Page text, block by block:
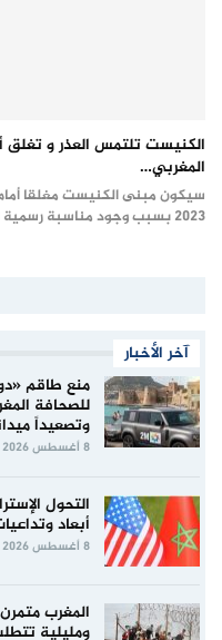
الكنيست تلتمس العذر و تغلق
المغربي…
2023 بسبب وجود مناسبة رسمية نلتمس العذر منكم.
آخر الأخبار
منع طاقم
للصحافة
وتصعيداً
8 أغسطس 2026
التحول
أبعاد
8 أغسطس 2026
المغرب
ومليلية